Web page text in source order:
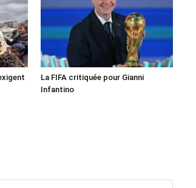
La FIFA critiquée pour Gianni
Infantino